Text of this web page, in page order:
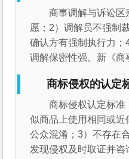
商事调解与诉讼区
愿；2）调解员不强制
确认方有强制执行力；
调解保密性强。新《商
商标侵权的认定
商标侵权认定标准
似商品上使用相同或
公众混淆；3）不存在
发现侵权及时取证并咨